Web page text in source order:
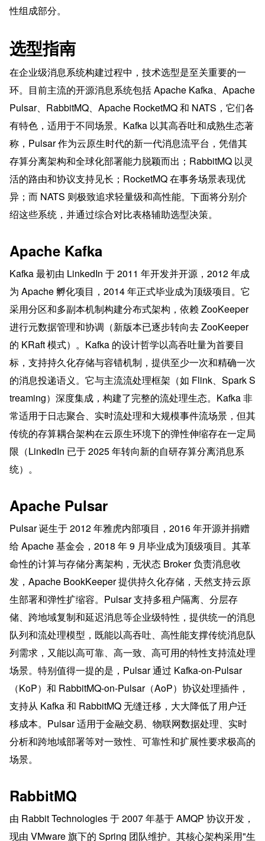
性组成部分。
选型指南
在企业级消息系统构建过程中，技术选型是至关重要的一
环。目前主流的开源消息系统包括 Apache Kafka、Apache
Pulsar、RabbitMQ、Apache RocketMQ 和 NATS，它们各
有特色，适用于不同场景。Kafka 以其高吞吐和成熟生态著
称，Pulsar 作为云原生时代的新一代消息流平台，凭借其
存算分离架构和全球化部署能力脱颖而出；RabbitMQ 以灵
活的路由和协议支持见长；RocketMQ 在事务场景表现优
异；而 NATS 则极致追求轻量级和高性能。下面将分别介
绍这些系统，并通过综合对比表格辅助选型决策。
Apache Kafka
Kafka 最初由 LinkedIn 于 2011 年开发并开源，2012 年成
为 Apache 孵化项目，2014 年正式毕业成为顶级项目。它
采用分区和多副本机制构建分布式架构，依赖 ZooKeeper
进行元数据管理和协调（新版本已逐步转向去 ZooKeeper
的 KRaft 模式）。Kafka 的设计哲学以高吞吐量为首要目
标，支持持久化存储与容错机制，提供至少一次和精确一次
的消息投递语义。它与主流流处理框架（如 Flink、Spark S
treaming）深度集成，构建了完整的流处理生态。Kafka 非
常适用于日志聚合、实时流处理和大规模事件流场景，但其
传统的存算耦合架构在云原生环境下的弹性伸缩存在一定局
限（LinkedIn 已于 2025 年转向新的自研存算分离消息系
统）。
Apache Pulsar
Pulsar 诞生于 2012 年雅虎内部项目，2016 年开源并捐赠
给 Apache 基金会，2018 年 9 月毕业成为顶级项目。其革
命性的计算与存储分离架构，无状态 Broker 负责消息收
发，Apache BookKeeper 提供持久化存储，天然支持云原
生部署和弹性扩缩容。Pulsar 支持多租户隔离、分层存
储、跨地域复制和延迟消息等企业级特性，提供统一的消息
队列和流处理模型，既能以高吞吐、高性能支撑传统消息队
列需求，又能以高可靠、高一致、高可用的特性支持流处理
场景。特别值得一提的是，Pulsar 通过 Kafka-on-Pulsar
（KoP）和 RabbitMQ-on-Pulsar（AoP）协议处理插件，
支持从 Kafka 和 RabbitMQ 无缝迁移，大大降低了用户迁
移成本。Pulsar 适用于金融交易、物联网数据处理、实时
分析和跨地域部署等对一致性、可靠性和扩展性要求极高的
场景。
RabbitMQ
由 Rabbit Technologies 于 2007 年基于 AMQP 协议开发，
现由 VMware 旗下的 Spring 团队维护。其核心架构采用"生